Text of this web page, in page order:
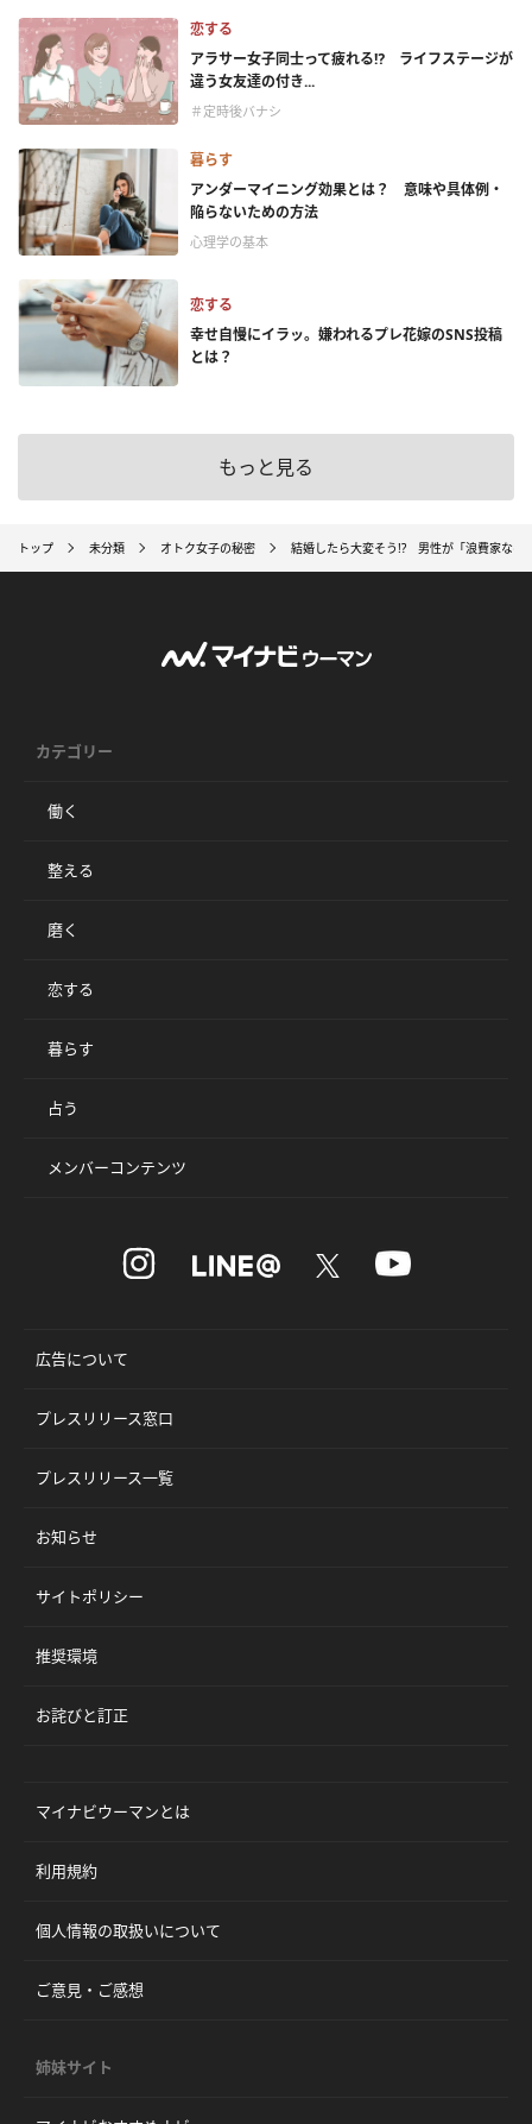
恋する
アラサー女子同士って疲れる⁉ ライフステージが
違う女友達の付き...
＃定時後バナシ
暮らす
アンダーマイニング効果とは？ 意味や具体例・
陥らないための方法
心理学の基本
恋する
幸せ自慢にイラッ。嫌われるプレ花嫁のSNS投稿
とは？
もっと見る
トップ 未分類 オトク女子の秘密 結婚したら大変そう!? 男性が「浪費家なの
カテゴリー
働く
整える
磨く
恋する
暮らす
占う
メンバーコンテンツ
広告について
プレスリリース窓口
プレスリリース一覧
お知らせ
サイトポリシー
推奨環境
お詫びと訂正
マイナビウーマンとは
利用規約
個人情報の取扱いについて
ご意見・ご感想
姉妹サイト